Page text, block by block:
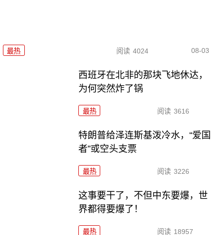
最热 阅读 4024 08-03
西班牙在北非的那块飞地休达，
为何突然炸了锅
最热 阅读 3616
特朗普给泽连斯基泼冷水，“爱国
者”或空头支票
最热 阅读 3226
这事要干了，不但中东要爆，世
界都得要爆了！
最热 阅读 18957